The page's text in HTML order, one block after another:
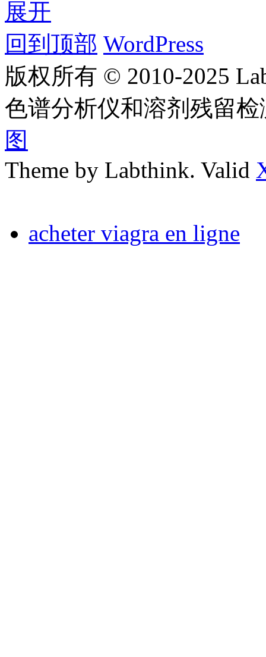
展开
回到顶部 WordPress
版权所有 © 2010-2025
色谱分析仪和溶剂残留
图
Theme by Labthink. Valid
acheter viagra en ligne